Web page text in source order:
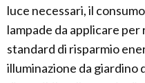
luce necessari, il
lampade da applicare
standard di risparmio
illuminazione da giardino